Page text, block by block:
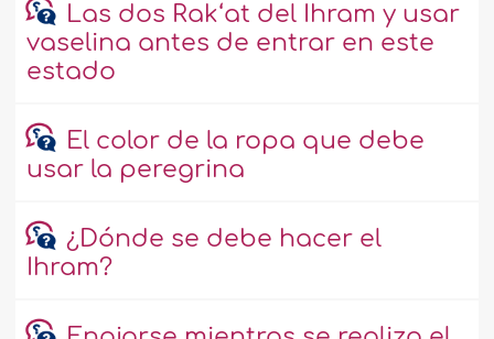
Las dos Rak‘at del Ihram y usar
vaselina antes de entrar en este
estado
El color de la ropa que debe
usar la peregrina
¿Dónde se debe hacer el
Ihram?